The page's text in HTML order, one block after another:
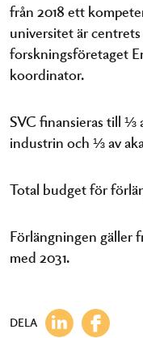
från 2018 ett
universitet är
forskningsföretaget
koordinator.
SVC finansieras till ⅓
industrin och ⅓ av
Total budget för
Förlängningen gäller
med 2031.
DELA